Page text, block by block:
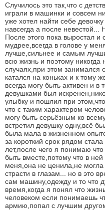
Случилось это так,что с
играли в машинки и совсем
уже хотел найти себе
навсегда а после
После этого пока выростал
мудрее,всегда в голове у
лучше,сильнее и самым
всю жизнь и поэтому никогда
случаях,при этом занимался
катался на коньках и к тому
всегда могу быть активен и в
девушками был
улыбку и пошлил при
что с таким характером
могу быть серьёзным ко
встретил девушку одну,всё
была мала в жизненном
за короткий срок рядом
лет,после чего я понимаю
быть вместе,потому что в
меня,она не ценила,не
страсти в глазам... но в это
сам машину,одежду и то что
время,когда я понял что
человеком если понимаешь
армию,попал с лучшим